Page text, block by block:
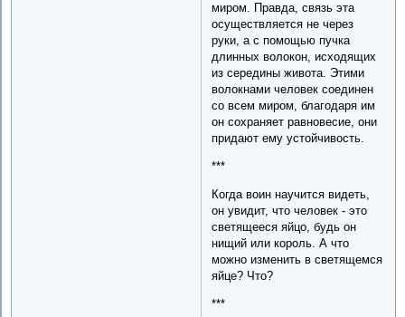
миром. Правда, связь эта
осуществляется не через
руки, а с помощью пучка
длинных волокон, исходящих
из середины живота. Этими
волокнами человек соединен
со всем миром, благодаря им
он сохраняет равновесие, они
придают ему устойчивость.
***
Когда воин научится видеть,
он увидит, что человек - это
светящееся яйцо, будь он
нищий или король. А что
можно изменить в светящемся
яйце? Что?
***